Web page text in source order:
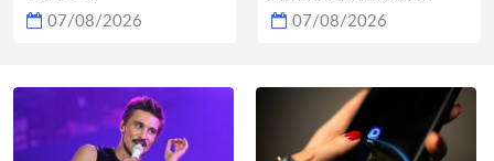
07/08/2026 07/08/2026